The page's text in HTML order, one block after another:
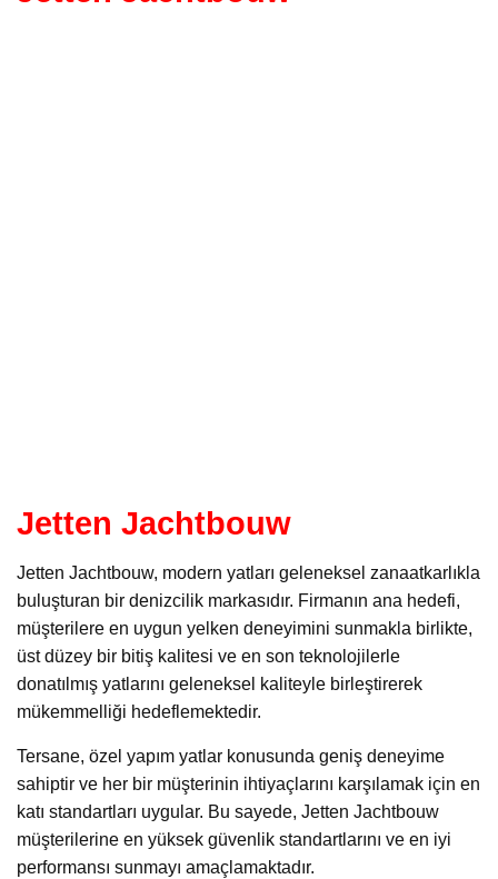
Jetten Jachtbouw
Jetten Jachtbouw, modern yatları geleneksel zanaatkarlıkla
buluşturan bir denizcilik markasıdır. Firmanın ana hedefi,
müşterilere en uygun yelken deneyimini sunmakla birlikte,
üst düzey bir bitiş kalitesi ve en son teknolojilerle
donatılmış yatlarını geleneksel kaliteyle birleştirerek
mükemmelliği hedeflemektedir.
Tersane, özel yapım yatlar konusunda geniş deneyime
sahiptir ve her bir müşterinin ihtiyaçlarını karşılamak için en
katı standartları uygular. Bu sayede, Jetten Jachtbouw
müşterilerine en yüksek güvenlik standartlarını ve en iyi
performansı sunmayı amaçlamaktadır.